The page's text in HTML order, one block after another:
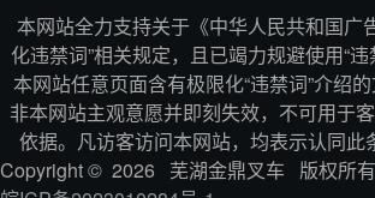
本网站全力支持关于《中华人民共和国广
化违禁词”相关规定，且已竭力规避使用“
本网站任意页面含有极限化“违禁词”介绍
非本网站主观意愿并即刻失效，不可用于
依据。凡访客访问本网站，均表示认同此
Copyright © 2026 芜湖金鼎叉车 版权所有